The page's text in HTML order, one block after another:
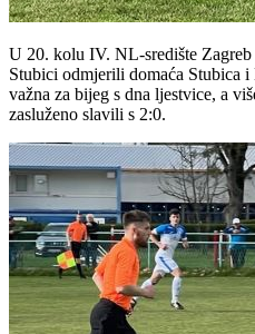
U 20. kolu IV. NL-središte
Stubici odmjerili domaća Stubica
važna za bijeg s dna ljestvice, a
zasluženo slavili s 2:0.